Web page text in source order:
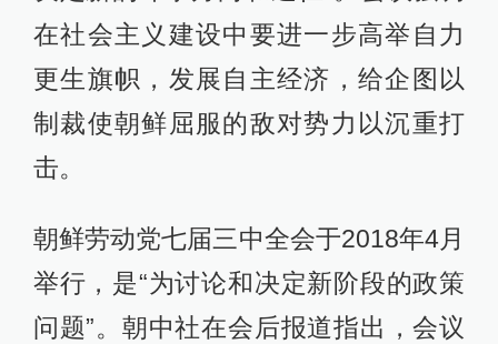
在社会主义建设中要进一步高举自力
更生旗帜，发展自主经济，给企图以
制裁使朝鲜屈服的敌对势力以沉重打
击。
朝鲜劳动党七届三中全会于2018年4月
举行，是“为讨论和决定新阶段的政策
问题”。朝中社在会后报道指出，会议